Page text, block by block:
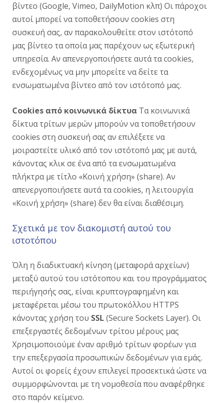
βίντεο (Google, Vimeo, DailyMotion κλπ) Οι πάροχοι
αυτοί μπορεί να τοποθετήσουν cookies στη
συσκευή σας, αν παρακολουθείτε στον ιστότοπό
μας βίντεο τα οποία μας παρέχουν ως εξωτερική
υπηρεσία. Αν απενεργοποιήσετε αυτά τα cookies,
ενδεχομένως να μην μπορείτε να δείτε τα
ενσωματωμένα βίντεο από τον ιστότοπό μας.
Cookies από κοινωνικά δίκτυα Τα κοινωνικά
δίκτυα τρίτων μερών μπορούν να τοποθετήσουν
cookies στη συσκευή σας αν επιλέξετε να
μοιραστείτε υλικό από τον ιστότοπό μας με αυτά,
κάνοντας κλικ σε ένα από τα ενσωματωμένα
πλήκτρα με τίτλο «Κοινή χρήση» (share). Αν
απενεργοποιήσετε αυτά τα cookies, η λειτουργία
«Κοινή χρήση» (share) δεν θα είναι διαθέσιμη.
Σχετικά με τον διακομιστή αυτού του
ιστοτόπου
Όλη η διαδικτυακή κίνηση (μεταφορά αρχείων)
μεταξύ αυτού του ιστότοπου και του προγράμματος
περιήγησής σας, είναι κρυπτογραφημένη και
μεταφέρεται μέσω του πρωτοκόλλου HTTPS
κάνοντας χρήση του SSL (Secure Sockets Layer). Οι
επεξεργαστές δεδομένων τρίτου μέρους μας
Χρησιμοποιούμε έναν αριθμό τρίτων φορέων για
την επεξεργασία προσωπικών δεδομένων για εμάς.
Αυτοί οι φορείς έχουν επιλεγεί προσεκτικά ώστε να
συμμορφώνονται με τη νομοθεσία που αναφέρθηκε
στο παρόν κείμενο.